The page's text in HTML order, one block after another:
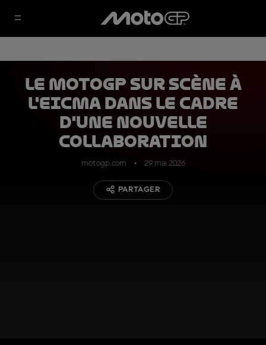
Le MotoGP sur scène à
l'EICMA dans le cadre
d'une nouvelle
collaboration
motogp.com 29 mai 2026
PARTAGER